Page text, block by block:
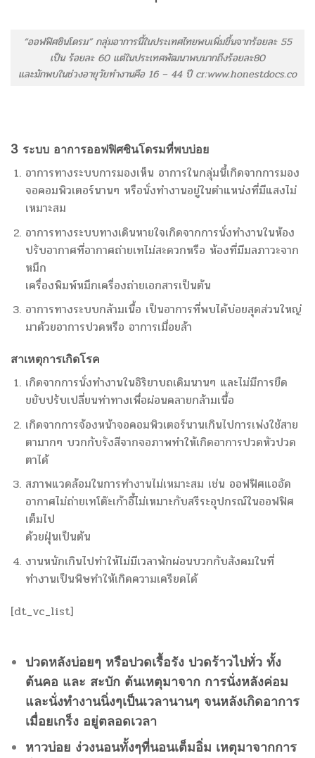
“ออฟฟิศซินโดรม” กลุ่มอาการนี้ในประเทศไทยพบเพิ่มขึ้นจากร้อยละ 55
เป็น ร้อยละ 60 แต่ในประเทศพัฒนาพบมากถึงร้อยละ80
และมักพบในช่วงอายุวัยทำงานคือ 16 – 44 ปี cr:www.honestdocs.co
3 ระบบ อาการออฟฟิศซินโดรมที่พบบ่อย
อาการทางระบบการมองเห็น อาการในกลุ่มนี้เกิดจากการมอง
จอคอมพิวเตอร์นานๆ หรือนั่งทำงานอยู่ในตำแหน่งที่มีแสงไม่
เหมาะสม
อาการทางระบบทางเดินหายใจเกิดจากการนั่งทำงานในห้อง
ปรับอากาศที่อากาศถ่ายเทไม่สะดวกหรือ ห้องที่มีมลภาวะจาก
หมึก
เครื่องพิมพ์หมึกเครื่องถ่ายเอกสารเป็นต้น
อาการทางระบบกล้ามเนื้อ เป็นอาการที่พบได้บ่อยสุดส่วนใหญ่
มาด้วยอาการปวดหรือ อาการเมื่อยล้า
สาเหตุการเกิดโรค
เกิดจากการนั่งทำงานในอิริยาบถเดิมนานๆ และไม่มีการยืด
ขยับปรับเปลี่ยนท่าทางเพื่อผ่อนคลายกล้ามเนื้อ
เกิดจากการจ้องหน้าจอคอมพิวเตอร์นานเกินไปการเพ่งใช้สาย
ตามากๆ บวกกับรังสีจากจอภาพทำให้เกิดอาการปวดหัวปวด
ตาได้
สภาพแวดล้อมในการทำงานไม่เหมาะสม เช่น ออฟฟิศแออัด
อากาศไม่ถ่ายเทโต๊ะเก้าอี้ไม่เหมาะกับสรีระอุปกรณ์ในออฟฟิศ
เต็มไป
ด้วยฝุ่นเป็นต้น
งานหนักเกินไปทำให้ไม่มีเวลาพักผ่อนบวกกับสังคมในที่
ทำงานเป็นพิษทำให้เกิดความเครียดได้
[dt_vc_list]
ปวดหลังบ่อยๆ หรือปวดเรื้อรัง ปวดร้าวไปทั่ว ทั้ง
ต้นคอ และ สะบัก ต้นเหตุมาจาก การนั่งหลังค่อม
และนั่งทำงานนิ่งๆเป็นเวลานานๆ จนหลังเกิดอาการ
เมื่อยเกร็ง อยู่ตลอดเวลา
หาวบ่อย ง่วงนอนทั้งๆที่นอนเต็มอิ่ม เหตุมาจากการ